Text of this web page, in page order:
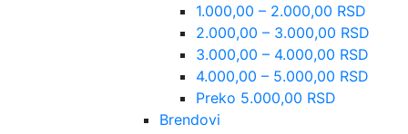
1.000,00 – 2.000,00 RSD
2.000,00 – 3.000,00 RSD
3.000,00 – 4.000,00 RSD
4.000,00 – 5.000,00 RSD
Preko 5.000,00 RSD
Brendovi